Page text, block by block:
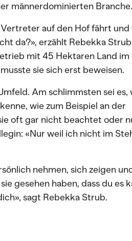
männerdominierten Branche.
auf den Hof fährt
da?», erzählt Rebekka
mit 45 Hektaren Land im
sie sich erst beweisen.
Am schlimmsten sei es,
wie zum Beispiel an der
oft gar nicht beachtet oder
«Nur weil ich nicht im
nehmen, sich zeigen
gesehen haben, dass du es
sagt Rebekka Strub.